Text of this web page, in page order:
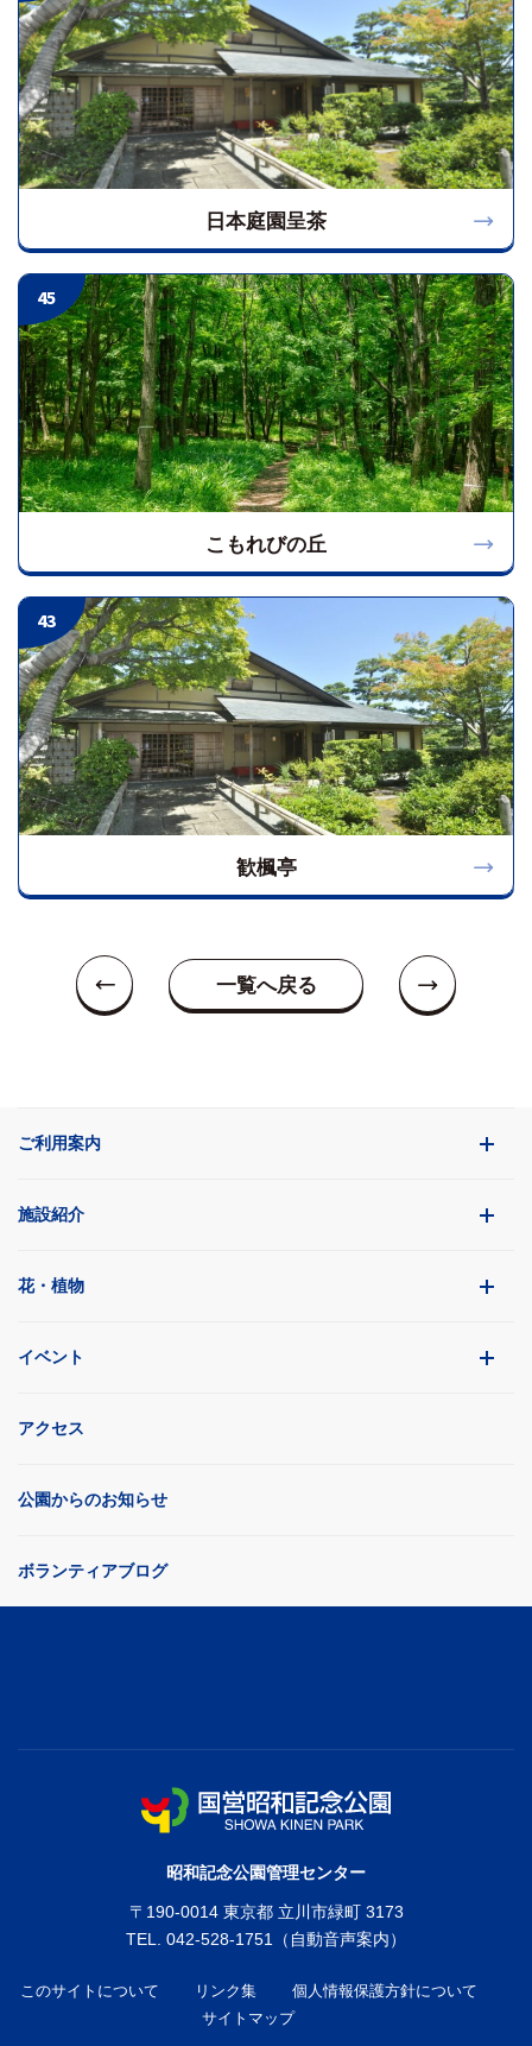
日本庭園呈茶
45
こもれびの丘
43
歓楓亭
一覧へ戻る
ご利用案内
施設紹介
花・植物
イベント
アクセス
公園からのお知らせ
ボランティアブログ
昭和記念公園管理センター
〒 190-0014 東京都 立川市緑町 3173
TEL. 042-528-1751
このサイトについて リンク集
個人情報保護方針について
サイトマップ